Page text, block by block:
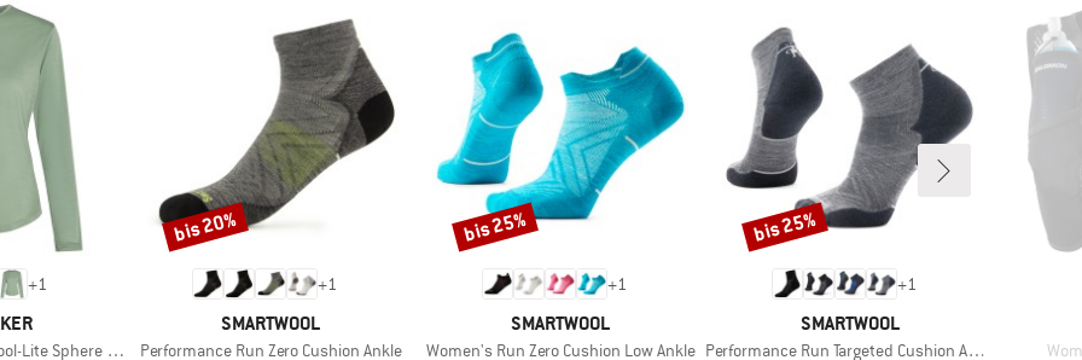
+1
III L/S Tee
+1
MARKE
SMARTWOOL
Artikel
Performance Run Zero Cushion Ankle
Rabatt
bis 20%
+1
MARKE
SMARTWOOL
Artikel
Women's Run Zero Cushion Low Ankle
Rabatt
bis 25%
+1
MARKE
SMARTWOOL
Artikel
Performance Run Targeted Cushion Ankle
Rabatt
bis 25%